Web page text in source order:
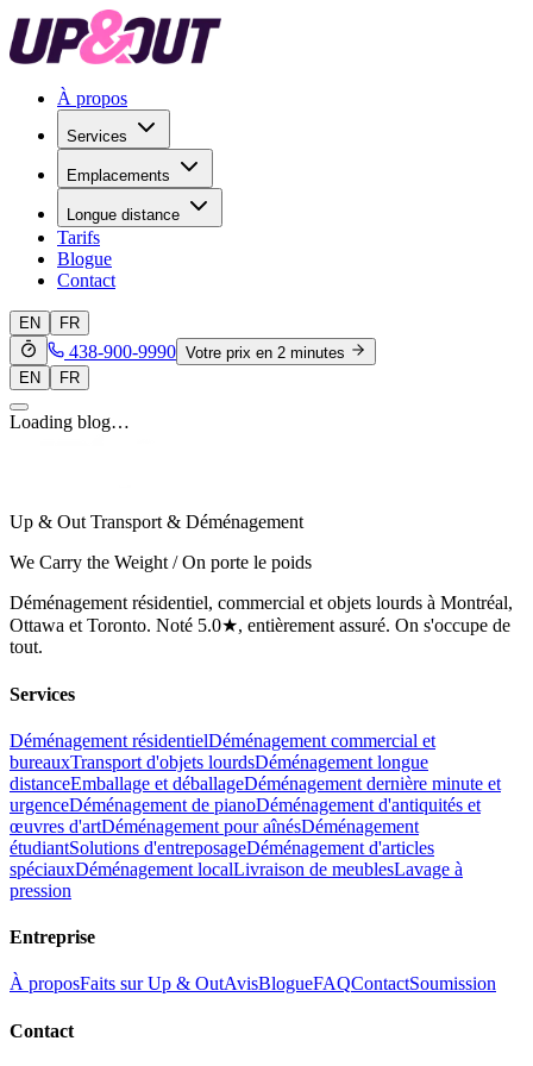
À propos
Services
Emplacements
Longue distance
Tarifs
Blogue
Contact
EN FR
438-900-9990 Votre prix en 2 minutes
EN
FR
Loading blog…
Up & Out Transport & Déménagement
We Carry the Weight / On porte le poids
Déménagement résidentiel, commercial et objets lourds à Montréal,
Ottawa et Toronto. Noté 5.0★, entièrement assuré. On s'occupe de
tout.
Services
Déménagement résidentielDéménagement commercial et
bureauxTransport d'objets lourdsDéménagement longue
distanceEmballage et déballageDéménagement dernière minute et
urgenceDéménagement de pianoDéménagement d'antiquités et
œuvres d'artDéménagement pour aînésDéménagement
étudiantSolutions d'entreposageDéménagement d'articles
spéciauxDéménagement localLivraison de meublesLavage à
pression
Entreprise
À proposFaits sur Up & OutAvisBlogueFAQContactSoumission
Contact